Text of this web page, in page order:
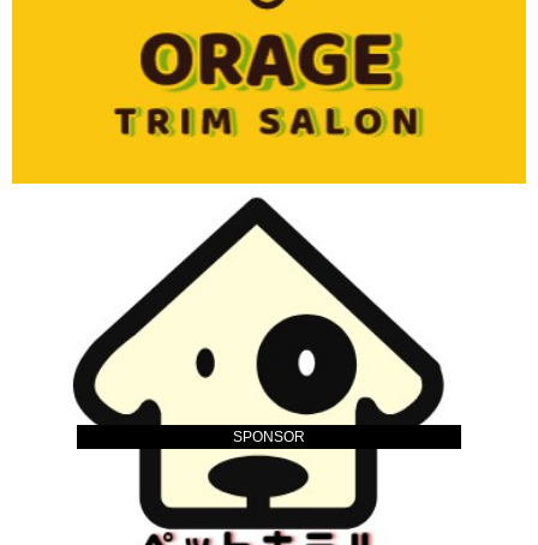
SPONSOR